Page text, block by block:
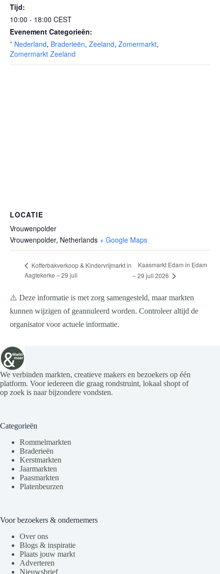
Tijd:
10:00 - 18:00 CEST
Evenement Categorieën:
* Nederland, Braderieën, Zeeland, Zomermarkt,
Zomermarkt Zeeland
LOCATIE
Vrouwenpolder
Vrouwenpolder, Netherlands + Google Maps
Kofferbakverkoop & Kindervrijmarkt in
Aagtekerke – 29 juli
Kaasmarkt Edam in Edam
– 29 juli 2026
⚠️ Deze informatie is met zorg samengesteld, maar markten
kunnen wijzigen of geannuleerd worden. Controleer altijd de
organisator voor actuele informatie.
We verbinden markten, creatieve makers en bezoekers op één
platform. Voor iedereen die graag rondstruint, lokaal shopt of
op zoek is naar bijzondere vondsten.
Categorieën
Rommelmarkten
Braderieën
Kerstmarkten
Jaarmarkten
Paasmarkten
Platenbeurzen
Voor bezoekers & ondernemers
Over ons
Blogs & inspiratie
Plaats jouw markt
Adverteren
Nieuwsbrief